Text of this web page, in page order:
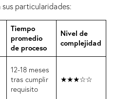
particularidades:
Tiempo
promedio
de proceso
Nivel de
complejidad
12-18 meses
tras cumplir
requisito
★★★☆☆